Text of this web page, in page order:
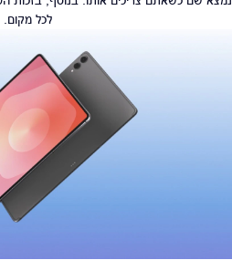
לכל מקום.